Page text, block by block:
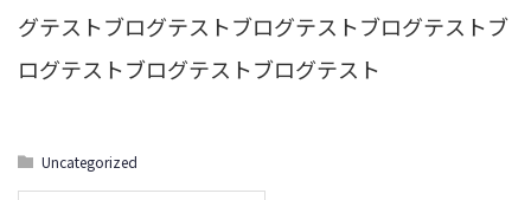
グテストブログテストブログテストブログテストブ
ログテストブログテストブログテスト
Uncategorized